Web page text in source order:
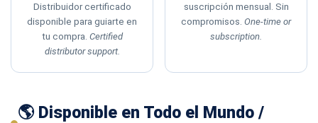
Distribuidor certificado
disponible para guiarte en
tu compra. Certified
distributor support.
suscripción mensual. Sin
compromisos. One-time or
subscription.
🌎 Disponible en Todo el Mundo /